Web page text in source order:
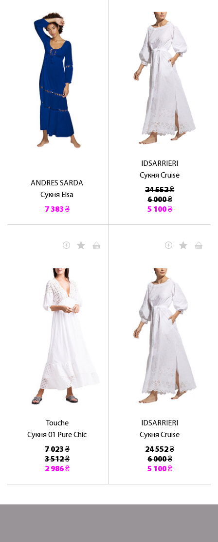
ANDRES SARDA
Сукня Elsa
7 383 ₴
IDSARRIERI
Сукня Cruise
24 552 ₴
6 000 ₴
5 100 ₴
Touche
Сукня 01 Pure Chic
7 023 ₴
3 512 ₴
2 986 ₴
IDSARRIERI
Сукня Cruise
24 552 ₴
6 000 ₴
5 100 ₴